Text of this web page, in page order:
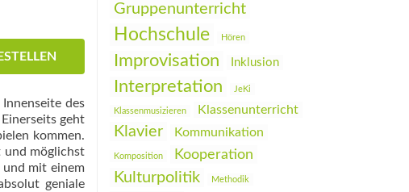
des
geht
kommen.
und möglichst
und mit einem
geniale
Gruppenunterricht
Hochschule Hören
Improvisation Inklusion
Interpretation JeKi
Klassenmusizieren Klassenunterricht
Klavier Kommunikation
Komposition Kooperation
Kulturpolitik Methodik